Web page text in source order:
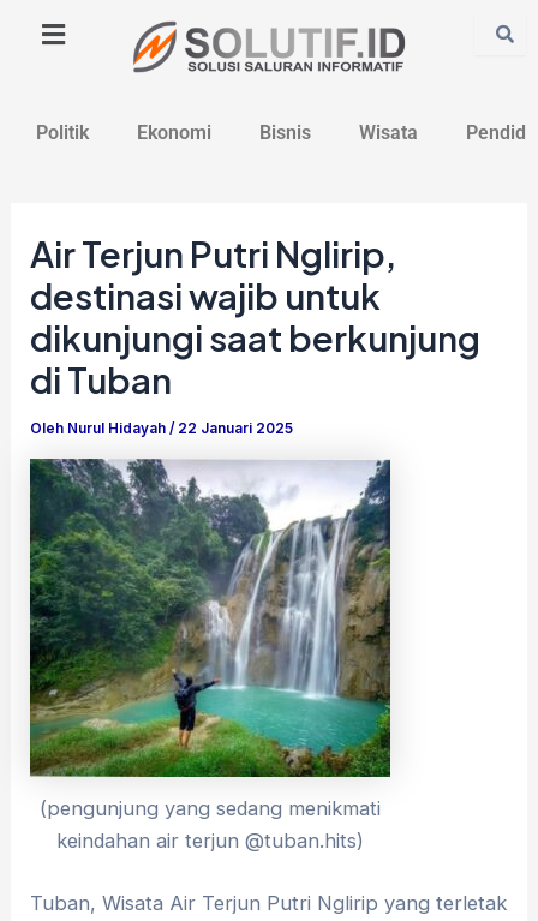
Politik Ekonomi Bisnis Wisata
Air Terjun Putri Nglirip,
destinasi wajib untuk
dikunjungi saat berkunjung
di Tuban
Oleh Nurul Hidayah/ 22 Januari 2025
(pengunjung yang sedang menikmati
keindahan air terjun @tuban.hits)
Tuban, Wisata Air Terjun Putri Nglirip yang terletak
navigation